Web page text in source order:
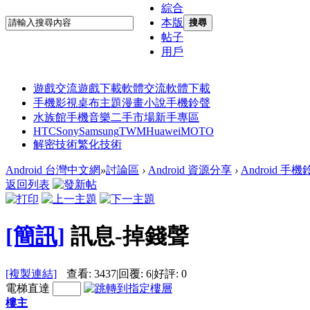
綜合
本版
帖子
用戶
搜尋
遊戲交流遊戲下載軟體交流軟體下載
手機影視桌布主題漫畫小說手機鈴聲
水族館手機音樂二手市場新手專區
HTCSonySamsungTWMHuaweiMOTO
解密技術繁化技術
Android 台灣中文網»討論區 › Android 資源分享 › Android 手機
返回列表
[簡訊] 訊息-掉錢聲
[複製連結] 查看: 3437|回覆: 6|好評: 0
電梯直達
樓主